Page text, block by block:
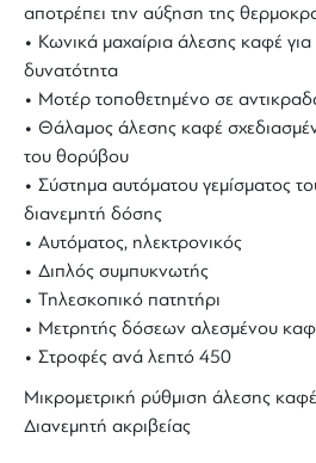
αποτρέπει την αύξηση της
• Κωνικά μαχαίρια άλεσης καφέ
δυνατότητα
• Μοτέρ τοποθετημένo σε
• Θάλαμος άλεσης καφέ
του θορύβου
• Σύστημα αυτόματου γεμίσματος
διανεμητή δόσης
• Αυτόματος, ηλεκτρονικός
• Διπλός συμπυκνωτής
• Τηλεσκοπικό πατητήρι
• Μετρητής δόσεων αλεσμένου
• Στροφές ανά λεπτό 450
Μικρομετρική ρύθμιση άλεσης καφέ
Διανεμητή ακριβείας